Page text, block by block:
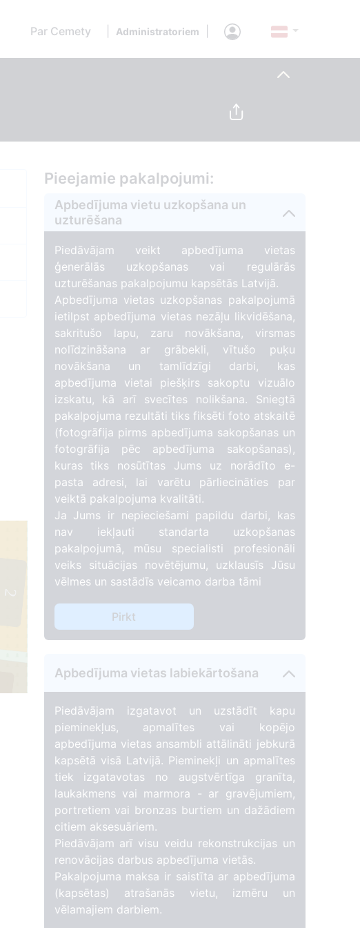
Par Cemety Administratoriem
2
Pieejamie pakalpojumi:
Apbedījuma vietu uzkopšana un
uzturēšana
Piedāvājam veikt apbedījuma vietas
ģenerālās uzkopšanas vai regulārās
uzturēšanas pakalpojumu kapsētās Latvijā.
Apbedījuma vietas uzkopšanas pakalpojumā
ietilpst apbedījuma vietas nezāļu likvidēšana,
sakritušo lapu, zaru novākšana, virsmas
nolīdzināšana ar grābekli, vītušo puķu
novākšana un tamlīdzīgi darbi, kas
apbedījuma vietai piešķirs sakoptu vizuālo
izskatu, kā arī svecītes nolikšana. Sniegtā
pakalpojuma rezultāti tiks fiksēti foto atskaitē
(fotogrāfija pirms apbedījuma sakopšanas un
fotogrāfija pēc apbedījuma sakopšanas),
kuras tiks nosūtītas Jums uz norādīto e-
pasta adresi, lai varētu pārliecināties par
veiktā pakalpojuma kvalitāti.
Ja Jums ir nepieciešami papildu darbi, kas
nav iekļauti standarta uzkopšanas
pakalpojumā, mūsu specialisti profesionāli
veiks situācijas novētējumu, uzklausīs Jūsu
vēlmes un sastādīs veicamo darba tāmi
Pirkt
Apbedījuma vietas labiekārtošana
Piedāvājam izgatavot un uzstādīt kapu
pieminekļus, apmalītes vai kopējo
apbedījuma vietas ansambli attālināti jebkurā
kapsētā visā Latvijā. Pieminekļi un apmalītes
tiek izgatavotas no augstvērtīga granīta,
laukakmens vai marmora - ar gravējumiem,
portretiem vai bronzas burtiem un dažādiem
citiem aksesuāriem.
Piedāvājam arī visu veidu rekonstrukcijas un
renovācijas darbus apbedījuma vietās.
Pakalpojuma maksa ir saistīta ar apbedījuma
(kapsētas) atrašanās vietu, izmēru un
vēlamajiem darbiem.